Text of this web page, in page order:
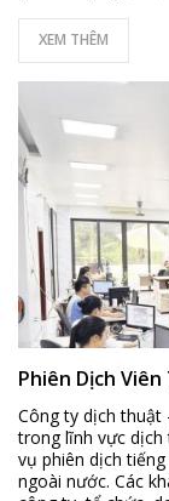
XEM THÊM
Phiên Dịch
Công ty dịch thuật
trong lĩnh vực dịch
vụ phiên dịch
ngoài nước. Các